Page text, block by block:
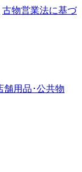
古物営業法に基づ